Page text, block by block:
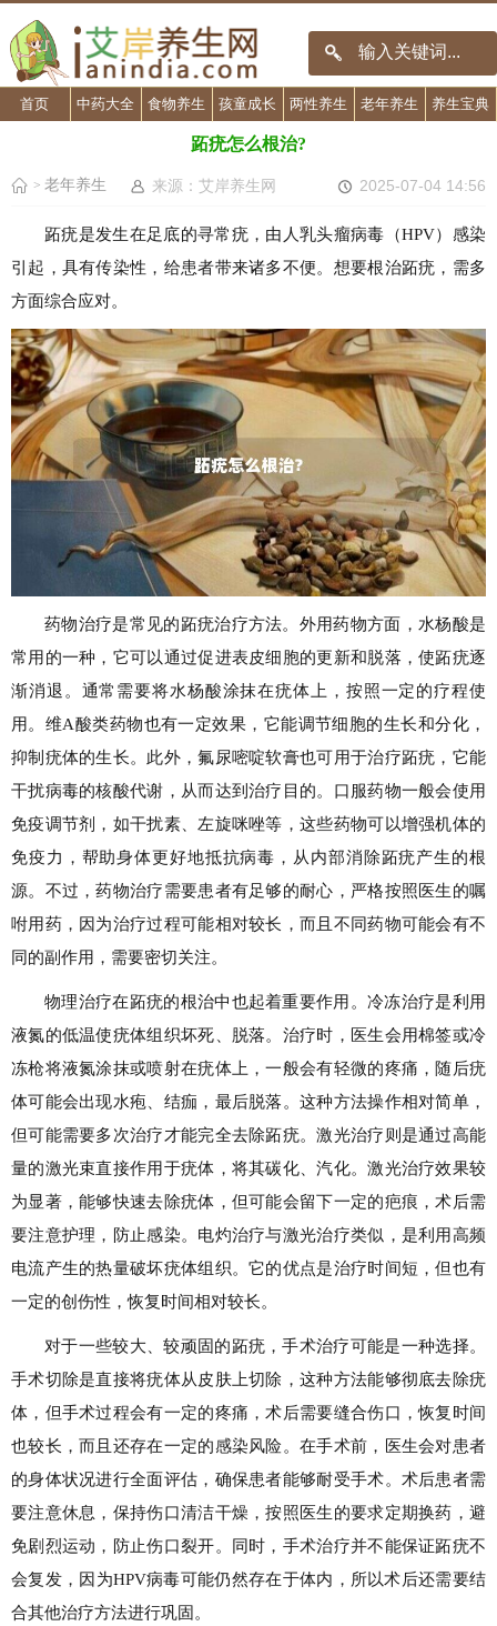
首页 中药大全 食物养生 孩童成长 两性养生 老年养生 养生宝典
跖疣怎么根治?
> 老年养生 来源：艾岸养生网 2025-07-04 14:56
跖疣是发生在足底的寻常疣，由人乳头瘤病毒（HPV）感染
引起，具有传染性，给患者带来诸多不便。想要根治跖疣，需多
方面综合应对。
药物治疗是常见的跖疣治疗方法。外用药物方面，水杨酸是
常用的一种，它可以通过促进表皮细胞的更新和脱落，使跖疣逐
渐消退。通常需要将水杨酸涂抹在疣体上，按照一定的疗程使
用。维A酸类药物也有一定效果，它能调节细胞的生长和分化，
抑制疣体的生长。此外，氟尿嘧啶软膏也可用于治疗跖疣，它能
干扰病毒的核酸代谢，从而达到治疗目的。口服药物一般会使用
免疫调节剂，如干扰素、左旋咪唑等，这些药物可以增强机体的
免疫力，帮助身体更好地抵抗病毒，从内部消除跖疣产生的根
源。不过，药物治疗需要患者有足够的耐心，严格按照医生的嘱
咐用药，因为治疗过程可能相对较长，而且不同药物可能会有不
同的副作用，需要密切关注。
物理治疗在跖疣的根治中也起着重要作用。冷冻治疗是利用
液氮的低温使疣体组织坏死、脱落。治疗时，医生会用棉签或冷
冻枪将液氮涂抹或喷射在疣体上，一般会有轻微的疼痛，随后疣
体可能会出现水疱、结痂，最后脱落。这种方法操作相对简单，
但可能需要多次治疗才能完全去除跖疣。激光治疗则是通过高能
量的激光束直接作用于疣体，将其碳化、汽化。激光治疗效果较
为显著，能够快速去除疣体，但可能会留下一定的疤痕，术后需
要注意护理，防止感染。电灼治疗与激光治疗类似，是利用高频
电流产生的热量破坏疣体组织。它的优点是治疗时间短，但也有
一定的创伤性，恢复时间相对较长。
对于一些较大、较顽固的跖疣，手术治疗可能是一种选择。
手术切除是直接将疣体从皮肤上切除，这种方法能够彻底去除疣
体，但手术过程会有一定的疼痛，术后需要缝合伤口，恢复时间
也较长，而且还存在一定的感染风险。在手术前，医生会对患者
的身体状况进行全面评估，确保患者能够耐受手术。术后患者需
要注意休息，保持伤口清洁干燥，按照医生的要求定期换药，避
免剧烈运动，防止伤口裂开。同时，手术治疗并不能保证跖疣不
会复发，因为HPV病毒可能仍然存在于体内，所以术后还需要结
合其他治疗方法进行巩固。